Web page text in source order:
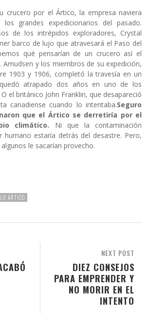
crucero por el Ártico, la empresa naviera
grandes expedicionarios del pasado.
de los intrépidos exploradores, Crystal
barco de lujo que atravesará el Paso del
qué pensarían de un crucero así el
Amudsen y los miembros de su expedición,
1903 y 1906, completó la travesía en un
atrapado dos años en uno de los
el británico John Franklin, que desapareció
canadiense cuando lo intentaba.Seguro
que el Ártico se derretiría por el
climático. Ni que la contaminación
humano estaría detrás del desastre. Pero,
le sacarían provecho.
ARTICO
NEXT POST
DIEZ CONSEJOS
PARA EMPRENDER Y
NO MORIR EN EL
INTENTO